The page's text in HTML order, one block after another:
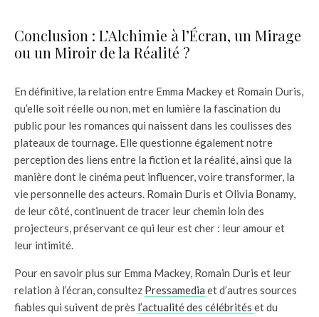
Conclusion : L’Alchimie à l’Écran, un Mirage
ou un Miroir de la Réalité ?
En définitive, la relation entre Emma Mackey et Romain Duris,
qu’elle soit réelle ou non, met en lumière la fascination du
public pour les romances qui naissent dans les coulisses des
plateaux de tournage. Elle questionne également notre
perception des liens entre la fiction et la réalité, ainsi que la
manière dont le cinéma peut influencer, voire transformer, la
vie personnelle des acteurs. Romain Duris et Olivia Bonamy,
de leur côté, continuent de tracer leur chemin loin des
projecteurs, préservant ce qui leur est cher : leur amour et
leur intimité.
Pour en savoir plus sur Emma Mackey, Romain Duris et leur
relation à l’écran, consultez Pressamedia et d’autres sources
fiables qui suivent de près l’actualité des célébrités et du